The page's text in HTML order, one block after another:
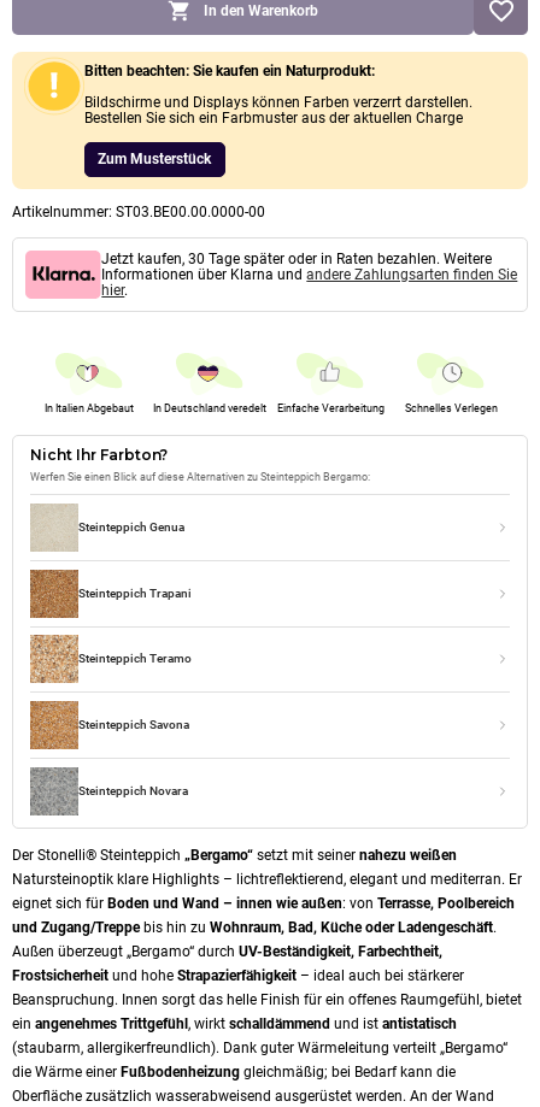
Artikelnummer: ST03.BE00.00.0000-00
Der Stonelli® Steinteppich „Bergamo“ setzt mit seiner nahezu weißen
Natursteinoptik klare Highlights – lichtreflektierend, elegant und mediterran. Er
eignet sich für Boden und Wand – innen wie außen: von Terrasse, Poolbereich
und Zugang/Treppebis hin zu Wohnraum, Bad, Küche oder Ladengeschäft.
Außen überzeugt „Bergamo“ durch UV-Beständigkeit, Farbechtheit,
Frostsicherheit und hohe Strapazierfähigkeit – ideal auch bei stärkerer
Beanspruchung. Innen sorgt das helle Finish für ein offenes Raumgefühl, bietet
ein angenehmes Trittgefühl , wirkt schalldämmend und ist antistatisch
(staubarm, allergikerfreundlich). Dank guter Wärmeleitung verteilt „Bergamo“
die Wärme einer Fußbodenheizung gleichmäßig; bei Bedarf kann die
Oberfläche zusätzlich wasserabweisend ausgerüstet werden. An der Wand
In den Warenkorb
Bitten beachten: Sie kaufen ein Naturprodukt:
Bildschirme und Displays können Farben verzerrt darstellen.
Bestellen Sie sich ein Farbmuster aus der aktuellen Charge
Zum Musterstück
Nicht Ihr Farbton?
Werfen Sie einen Blick auf diese Alternativen zu Steinteppich Bergamo:
Steinteppich Genua
Steinteppich Trapani
Steinteppich Teramo
Steinteppich Savona
Steinteppich Novara
Jetzt kaufen, 30 Tage später oder in Raten bezahlen. Weitere
Informationen über Klarna undandere Zahlungsarten finden Sie
hier.
In Italien Abgebaut In Deutschland veredelt Einfache Verarbeitung Schnelles Verlegen